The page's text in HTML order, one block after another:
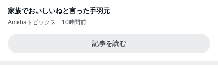
家族でおいしいねと言った手羽元
Amebaトピックス 10時間前
記事を読む